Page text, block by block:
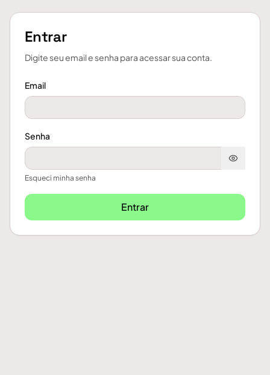
Entrar
Digite seu email e senha para acessar sua conta.
Email
Senha
Esqueci minha senha
Entrar